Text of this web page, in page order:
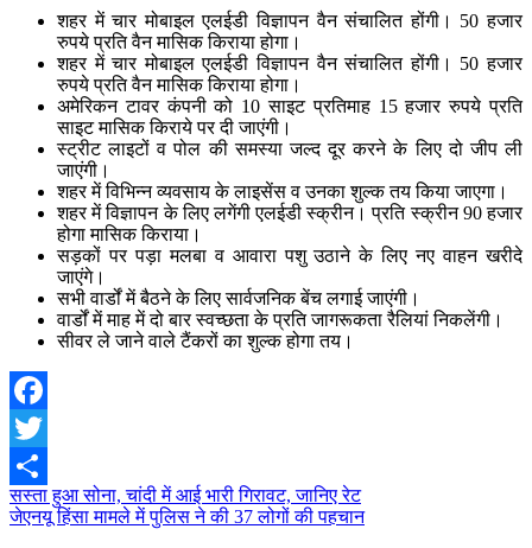
शहर में चार मोबाइल एलईडी विज्ञापन वैन संचालित होंगी। 50 हजार
रुपये प्रति वैन मासिक किराया होगा।
शहर में चार मोबाइल एलईडी विज्ञापन वैन संचालित होंगी। 50 हजार
रुपये प्रति वैन मासिक किराया होगा।
अमेरिकन टावर कंपनी को 10 साइट प्रतिमाह 15 हजार रुपये प्रति
साइट मासिक किराये पर दी जाएंगी।
स्ट्रीट लाइटों व पोल की समस्या जल्द दूर करने के लिए दो जीप ली
जाएंगी।
शहर में विभिन्न व्यवसाय के लाइसेंस व उनका शुल्क तय किया जाएगा।
शहर में विज्ञापन के लिए लगेंगी एलईडी स्क्रीन। प्रति स्क्रीन 90 हजार
होगा मासिक किराया।
सड़कों पर पड़ा मलबा व आवारा पशु उठाने के लिए नए वाहन खरीदे
जाएंगे।
सभी वार्डों में बैठने के लिए सार्वजनिक बेंच लगाई जाएंगी।
वार्डों में माह में दो बार स्वच्छता के प्रति जागरूकता रैलियां निकलेंगी।
सीवर ले जाने वाले टैंकरों का शुल्क होगा तय।
Facebook
Twitter
Share
Post
navigation
सस्ता हुआ सोना, चांदी में आई भारी गिरावट, जानिए रेट
जेएनयू हिंसा मामले में पुलिस ने की 37 लोगों की पहचान